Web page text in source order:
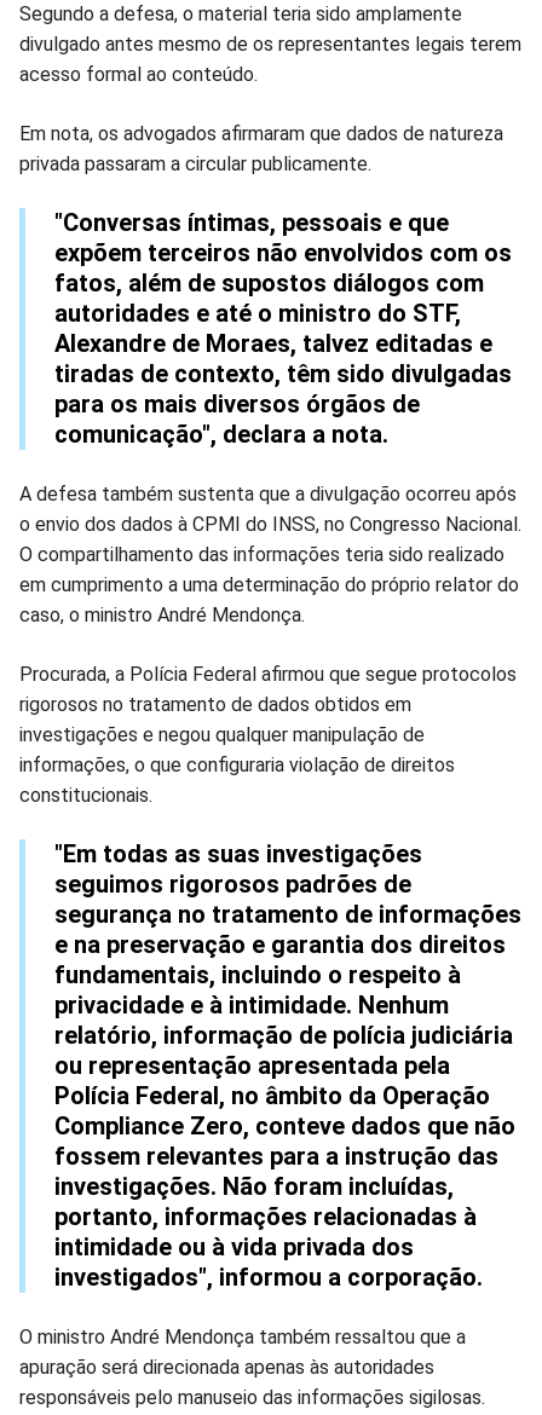
Segundo a defesa, o material teria sido amplamente
divulgado antes mesmo de os representantes legais terem
acesso formal ao conteúdo.
Em nota, os advogados afirmaram que dados de natureza
privada passaram a circular publicamente.
"Conversas íntimas, pessoais e que
expõem terceiros não envolvidos com os
fatos, além de supostos diálogos com
autoridades e até o ministro do STF,
Alexandre de Moraes, talvez editadas e
tiradas de contexto, têm sido divulgadas
para os mais diversos órgãos de
comunicação", declara a nota.
A defesa também sustenta que a divulgação ocorreu após
o envio dos dados à CPMI do INSS, no Congresso Nacional.
O compartilhamento das informações teria sido realizado
em cumprimento a uma determinação do próprio relator do
caso, o ministro André Mendonça.
Procurada, a Polícia Federal afirmou que segue protocolos
rigorosos no tratamento de dados obtidos em
investigações e negou qualquer manipulação de
informações, o que configuraria violação de direitos
constitucionais.
"Em todas as suas investigações
seguimos rigorosos padrões de
segurança no tratamento de informações
e na preservação e garantia dos direitos
fundamentais, incluindo o respeito à
privacidade e à intimidade. Nenhum
relatório, informação de polícia judiciária
ou representação apresentada pela
Polícia Federal, no âmbito da Operação
Compliance Zero, conteve dados que não
fossem relevantes para a instrução das
investigações. Não foram incluídas,
portanto, informações relacionadas à
intimidade ou à vida privada dos
investigados", informou a corporação.
O ministro André Mendonça também ressaltou que a
apuração será direcionada apenas às autoridades
responsáveis pelo manuseio das informações sigilosas.